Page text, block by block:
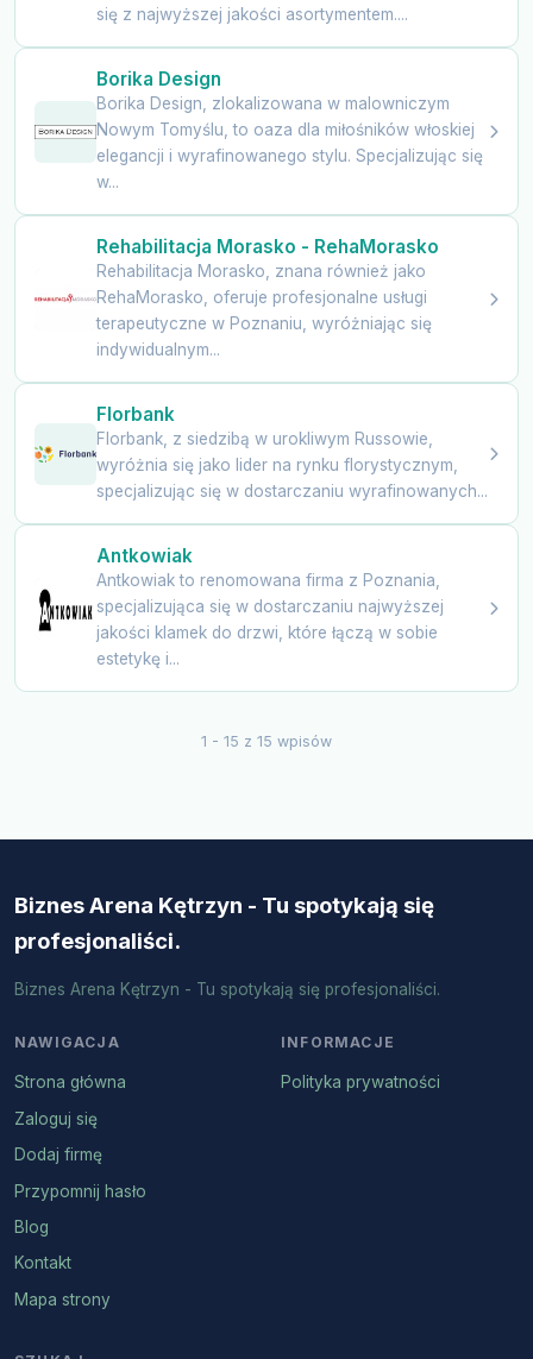
się z najwyższej jakości asortymentem....
Borika Design
Borika Design, zlokalizowana w malowniczym
Nowym Tomyślu, to oaza dla miłośników włoskiej
elegancji i wyrafinowanego stylu. Specjalizując się
w...
Rehabilitacja Morasko - RehaMorasko
Rehabilitacja Morasko, znana również jako
RehaMorasko, oferuje profesjonalne usługi
terapeutyczne w Poznaniu, wyróżniając się
indywidualnym...
Florbank
Florbank, z siedzibą w urokliwym Russowie,
wyróżnia się jako lider na rynku florystycznym,
specjalizując się w dostarczaniu wyrafinowanych...
Antkowiak
Antkowiak to renomowana firma z Poznania,
specjalizująca się w dostarczaniu najwyższej
jakości klamek do drzwi, które łączą w sobie
estetykę i...
1 - 15 z 15 wpisów
Biznes Arena Kętrzyn - Tu spotykają się
profesjonaliści.
Biznes Arena Kętrzyn - Tu spotykają się profesjonaliści.
NAWIGACJA
Strona główna
Zaloguj się
Dodaj firmę
Przypomnij hasło
Blog
Kontakt
Mapa strony
INFORMACJE
Polityka prywatności